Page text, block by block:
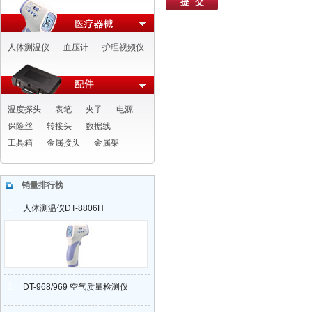
人体测温仪 血压计 护理视频仪
温度探头 表笔 夹子
电源
保险丝
转接头
数据线
工具箱
金属接头 金属架
销量排行榜
人体测温仪DT-8806H
DT-968/969 空气质量检测仪